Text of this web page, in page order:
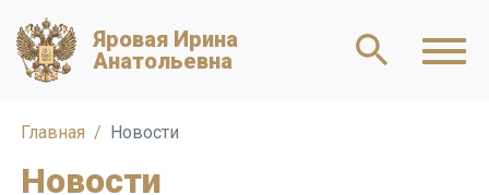
Яровая Ирина
Анатольевна
Главная Новости
Новости